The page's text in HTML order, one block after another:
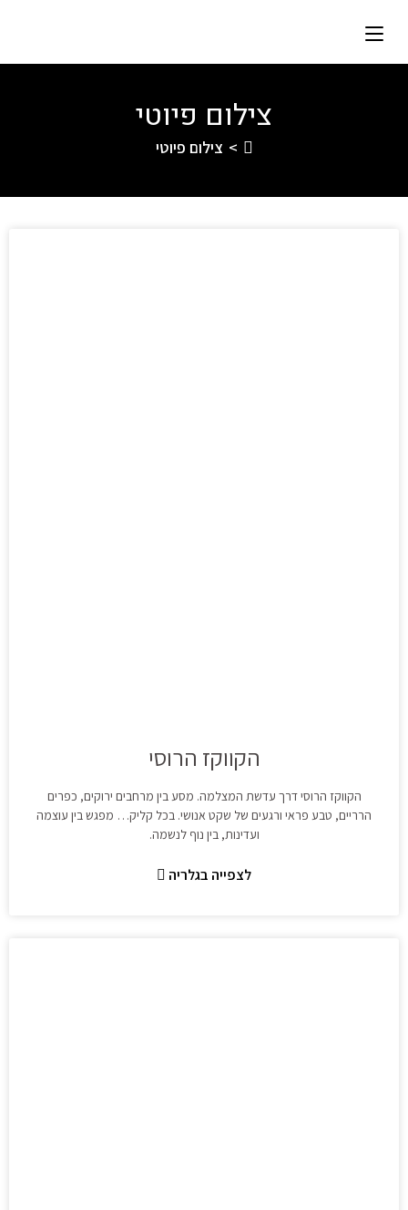
צילום פיוטי
> צילום פיוטי
הקווקז הרוסי
הקווקז הרוסי דרך עדשת המצלמה. מסע בין מרחבים ירוקים, כפרים
הרריים, טבע פראי ורגעים של שקט אנושי. בכל קליק… מפגש בין עוצמה
ועדינות, בין נוף לנשמה.
לצפייה בגלריה